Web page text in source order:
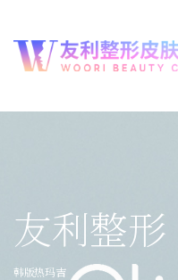
友利整形
韩版热玛吉